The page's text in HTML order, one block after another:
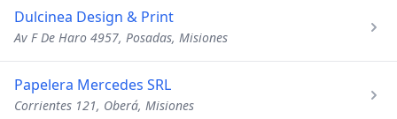
Dulcinea Design & Print
Av F De Haro 4957, Posadas, Misiones
Papelera Mercedes SRL
Corrientes 121, Oberá, Misiones